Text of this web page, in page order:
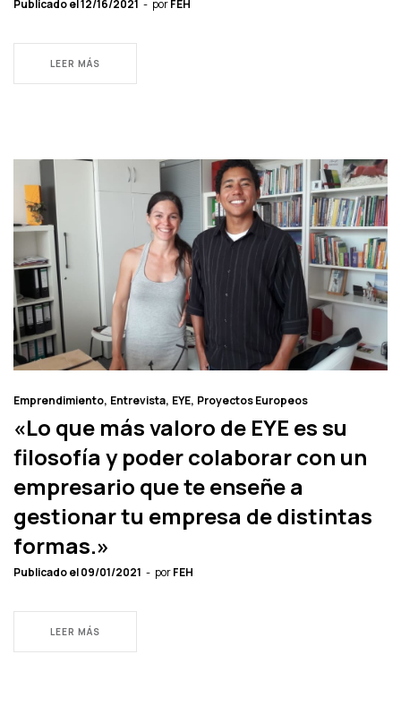
Publicado el 12/16/2021 por FEH
LEER MÁS
Emprendimiento Entrevista EYE Proyectos Europeos
«Lo que más valoro de EYE es su
filosofía y poder colaborar con un
empresario que te enseñe a
gestionar tu empresa de distintas
formas.»
Publicado el09/01/2021 porFEH
LEER MÁS